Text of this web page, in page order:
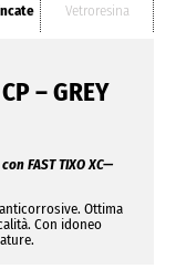
Vetroresina
– GREY
FAST TIXO XC—
Ottima
Con idoneo